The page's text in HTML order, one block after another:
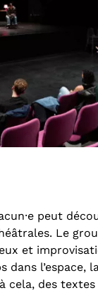
peut
Le
et
dans l’espace,
cela, des